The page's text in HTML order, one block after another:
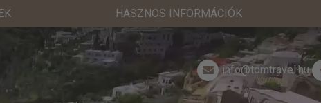
HASZNOS INFORMÁCIÓK
info@tdmtravel.hu